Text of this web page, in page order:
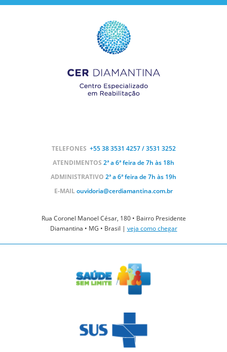
TELEFONES +55 383531 4257 / 3531 3252
ATENDIMENTOS 2ª a 6ª feira de 7h às 18h
ADMINISTRATIVO 2ª a 6ª feira de 7h às 19h
E-MAILouvidoria@cerdiamantina.com.br
Rua Coronel Manoel César, 180 • Bairro Presidente
Diamantina • MG • Brasil | veja como chegar